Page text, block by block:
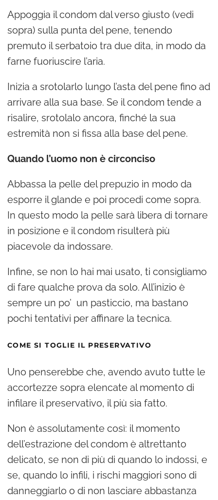
Appoggia il condom dal verso giusto (vedi
sopra) sulla punta del pene, tenendo
premuto il serbatoio tra due dita, in modo da
farne fuoriuscire l’aria.
Inizia a srotolarlo lungo l’asta del pene fino ad
arrivare alla sua base. Se il condom tende a
risalire, srotolalo ancora, finché la sua
estremità non si fissa alla base del pene.
Quando l’uomo non è circonciso
Abbassa la pelle del prepuzio in modo da
esporre il glande e poi procedi come sopra.
In questo modo la pelle sarà libera di tornare
in posizione e il condom risulterà più
piacevole da indossare.
Infine, se non lo hai mai usato, ti consigliamo
di fare qualche prova da solo. All’inizio è
sempre un po’ un pasticcio, ma bastano
pochi tentativi per affinare la tecnica.
COME SI TOGLIE IL PRESERVATIVO
Uno penserebbe che, avendo avuto tutte le
accortezze sopra elencate al momento di
infilare il preservativo, il più sia fatto.
Non è assolutamente così: il momento
dell’estrazione del condom è altrettanto
delicato, se non di più di quando lo indossi, e
se, quando lo infili, i rischi maggiori sono di
danneggiarlo o di non lasciare abbastanza